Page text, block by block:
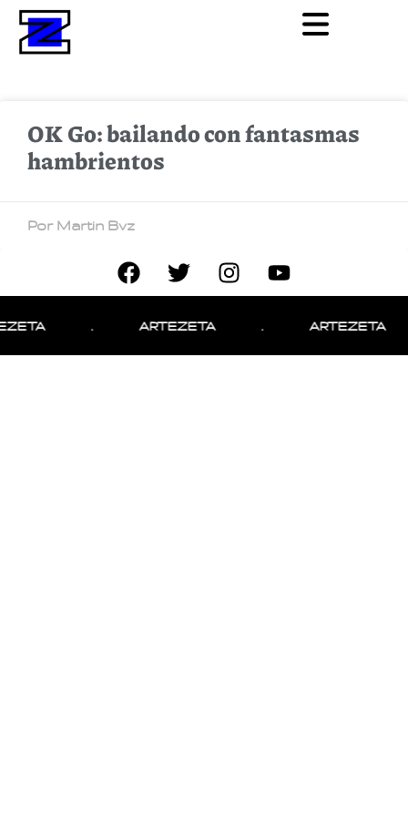
OK Go: bailando con fantasmas
hambrientos
Por Martin Bvz
ARTEZETA ARTEZETA